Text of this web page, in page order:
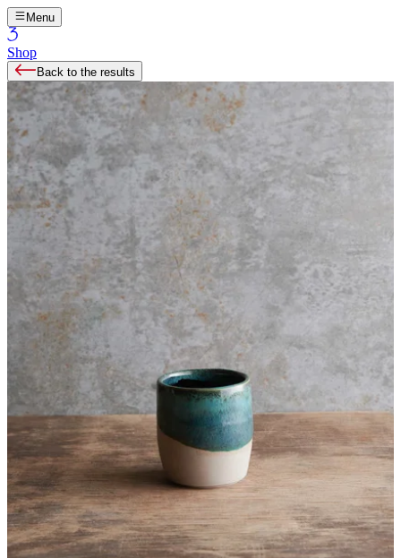
Menu
Shop
Back to the results